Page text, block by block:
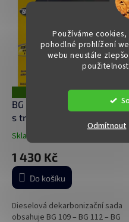
Používáme
pohodlné prohlížení
webu neustále
použitelnost.
Odmítnout
ZDARMA
BG Kit 6575 Naftový motor
s trychtýřem -
dekarbonizační sada
Průměrné
produktu
je
4,9
5
hvězdiček.
Skladem
1 430 Kč
Do košíku
Dieselová dekarbonizační sada
obsahuje BG 109 – BG 112 – BG